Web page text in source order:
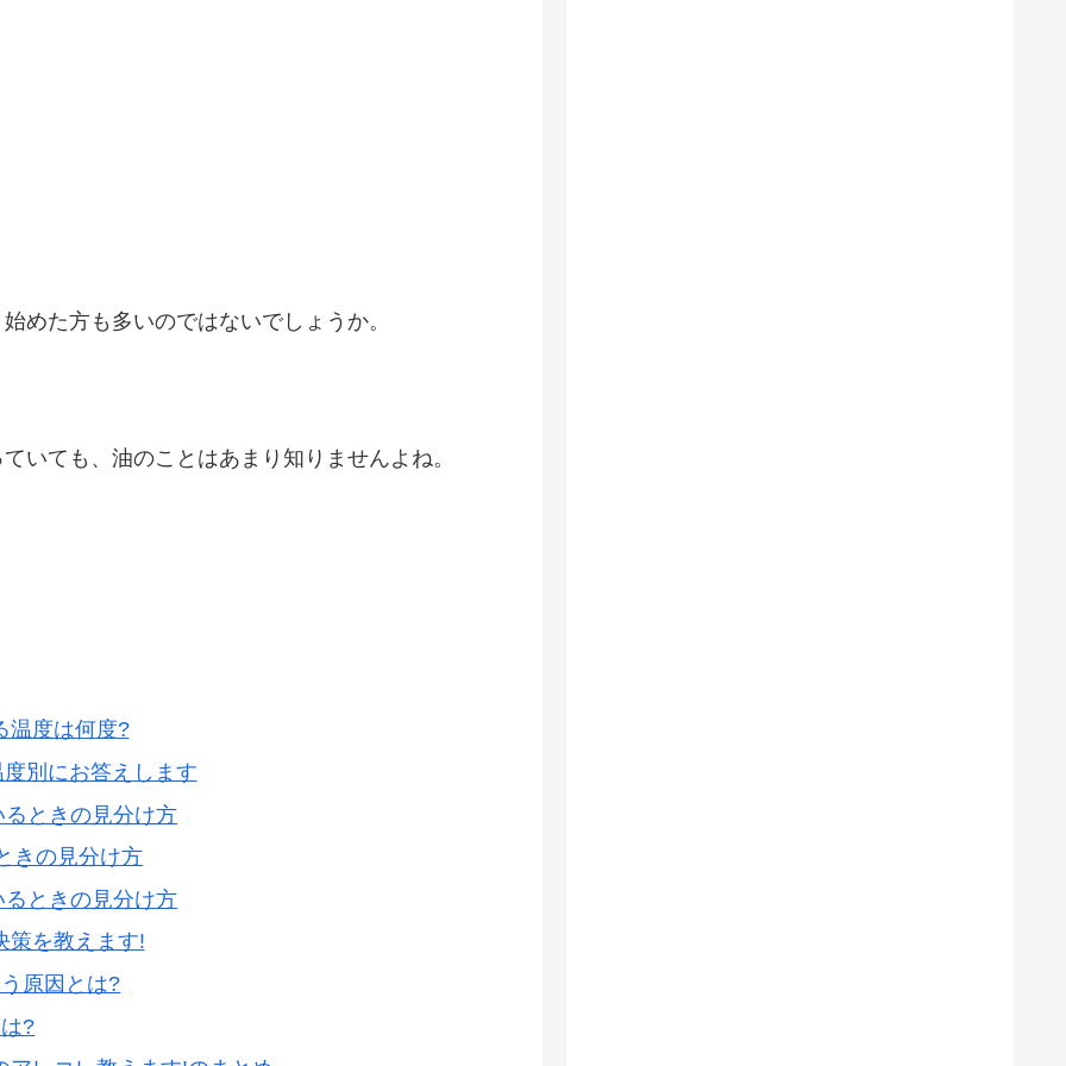
めた方も多いのではないでしょうか。
いても、油のことはあまり知りませんよね。
温度は何度?
別にお答えします
ときの見分け方
きの見分け方
ときの見分け方
策を教えます!
原因とは?
?